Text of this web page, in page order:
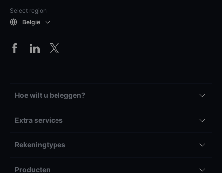
Select region
België
Hoe wilt u beleggen?
Extra services
Rekeningtypes
Producten